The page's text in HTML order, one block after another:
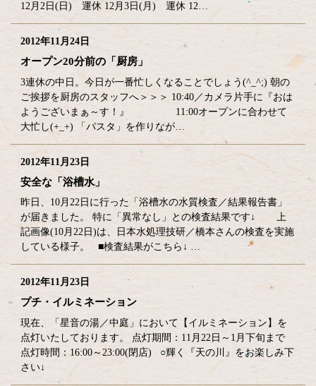
12月2日(日) 運休 12月3日(月) 運休 12…
2012年11月24日
オープン20分前の「厨房」
3連休の中日。今日が一番忙しくなることでしょう(^_^;) 朝の
ご挨拶を厨房のスタッフへ＞＞＞ 10:40／カメラ片手に『おは
ようございまぁ～す！』 11:00オープンに合わせて
大忙し(+_+) 「パスタ」を作りなが…
2012年11月23日
安全な「浴槽水」
昨日、10月22日に行った「浴槽水の水質検査／結果報告書」
が届きました。 特に「異常なし」との検査結果です↓ 上
記画像(10月22日)は、日本水処理技研／橋本さんの検査を実施
している様子。 ■検査結果がこちら↓ …
2012年11月23日
プチ・イルミネーション
現在、「星音の湯／中庭」において【イルミネーション】を
点灯いたしております。 点灯期間：11月22日～1月下旬まで
点灯時間：16:00～23:00(閉店) ○輝く『天の川』をお楽しみ下
さい↓